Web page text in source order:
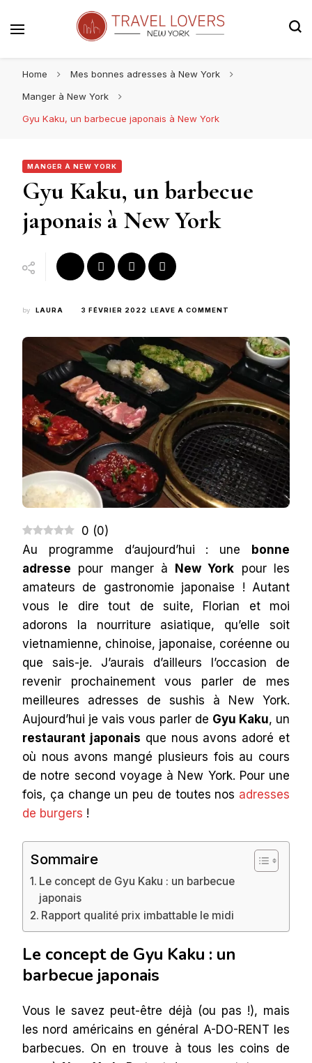
Home
Mes bonnes adresses à New York
Manger à New York
Gyu Kaku, un barbecue japonais à New York
MANGER À NEW YORK
Gyu Kaku, un barbecue
japonais à New York
by LAURA 3 FÉVRIER 2022 LEAVE A COMMENT
BARBECUE
JAPONAIS
À
YORK
0 (0)
Au programme d’aujourd’hui : une
bonne
adresse pour manger à New York pour les
amateurs de gastronomie japonaise ! Autant
vous le dire tout de suite, Florian et moi
adorons la nourriture asiatique, qu’elle soit
vietnamienne, chinoise, japonaise, coréenne ou
que sais-je. J’aurais d’ailleurs l’occasion de
revenir prochainement vous parler de mes
meilleures adresses de sushis à New York.
Aujourd’hui je vais vous parler de Gyu Kaku, un
restaurant japonais que nous avons adoré et
où nous avons mangé plusieurs fois au cours
de notre second voyage à New York. Pour une
fois, ça change un peu de toutes nos adresses
de burgers !
Sommaire
Le concept de Gyu Kaku : un barbecue
japonais
Rapport qualité prix imbattable le midi
Le concept de Gyu Kaku : un
barbecue japonais
Vous le savez peut-être déjà (ou pas !), mais
les nord américains en général A-DO-RENT les
barbecues. On en trouve à tous les coins de